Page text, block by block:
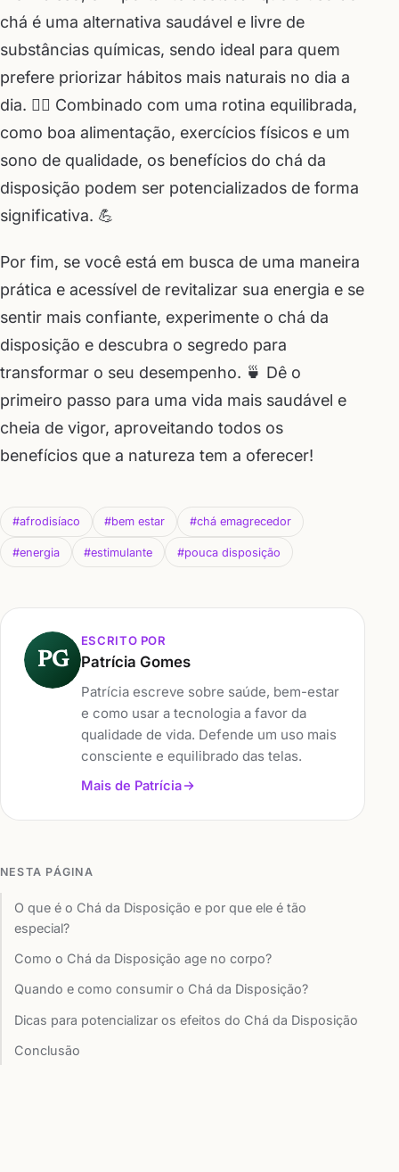
chá é uma alternativa saudável e livre de
substâncias químicas, sendo ideal para quem
prefere priorizar hábitos mais naturais no dia a
dia. 🧘‍♂️ Combinado com uma rotina equilibrada,
como boa alimentação, exercícios físicos e um
sono de qualidade, os benefícios do chá da
disposição podem ser potencializados de forma
significativa. 💪
Por fim, se você está em busca de uma maneira
prática e acessível de revitalizar sua energia e se
sentir mais confiante, experimente o chá da
disposição e descubra o segredo para
transformar o seu desempenho. 🍵 Dê o
primeiro passo para uma vida mais saudável e
cheia de vigor, aproveitando todos os
benefícios que a natureza tem a oferecer!
#afrodisíaco #bem estar #chá emagrecedor
#energia #estimulante #pouca disposição
PG
ESCRITO POR
Patrícia Gomes
Patrícia escreve sobre saúde, bem-estar
e como usar a tecnologia a favor da
qualidade de vida. Defende um uso mais
consciente e equilibrado das telas.
Mais de Patrícia
NESTA PÁGINA
O que é o Chá da Disposição e por que ele é tão
especial?
Como o Chá da Disposição age no corpo?
Quando e como consumir o Chá da Disposição?
Dicas para potencializar os efeitos do Chá da Disposição
Conclusão